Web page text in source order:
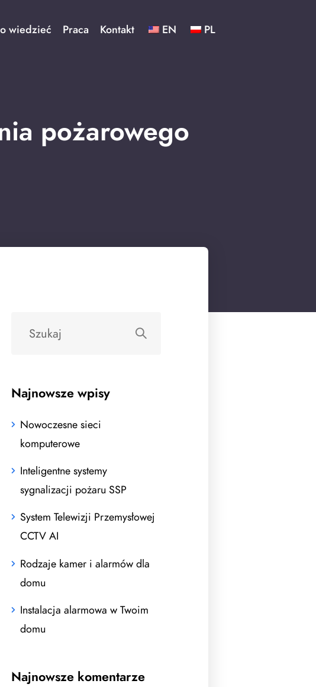
wiedzieć Praca Kontakt EN PL
pożarowego
Najnowsze wpisy
Nowoczesne sieci
komputerowe
Inteligentne systemy
sygnalizacji pożaru SSP
System Telewizji Przemysłowej
CCTV AI
Rodzaje kamer i alarmów dla
domu
Instalacja alarmowa w Twoim
domu
Najnowsze komentarze